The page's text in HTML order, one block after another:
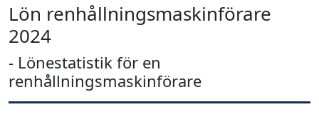
Lön renhållningsmaskinförare
2024
- Lönestatistik för en
renhållningsmaskinförare